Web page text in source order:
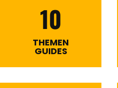
10
THEMEN
GUIDES